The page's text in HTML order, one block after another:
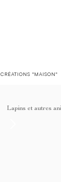
CRÉATIONS "MAISON"
Lapins et autres